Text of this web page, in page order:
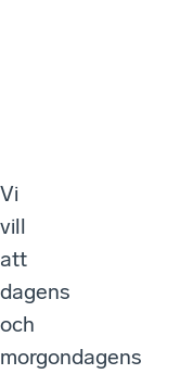
Vi
vill
att
dagens
och
morgondagens